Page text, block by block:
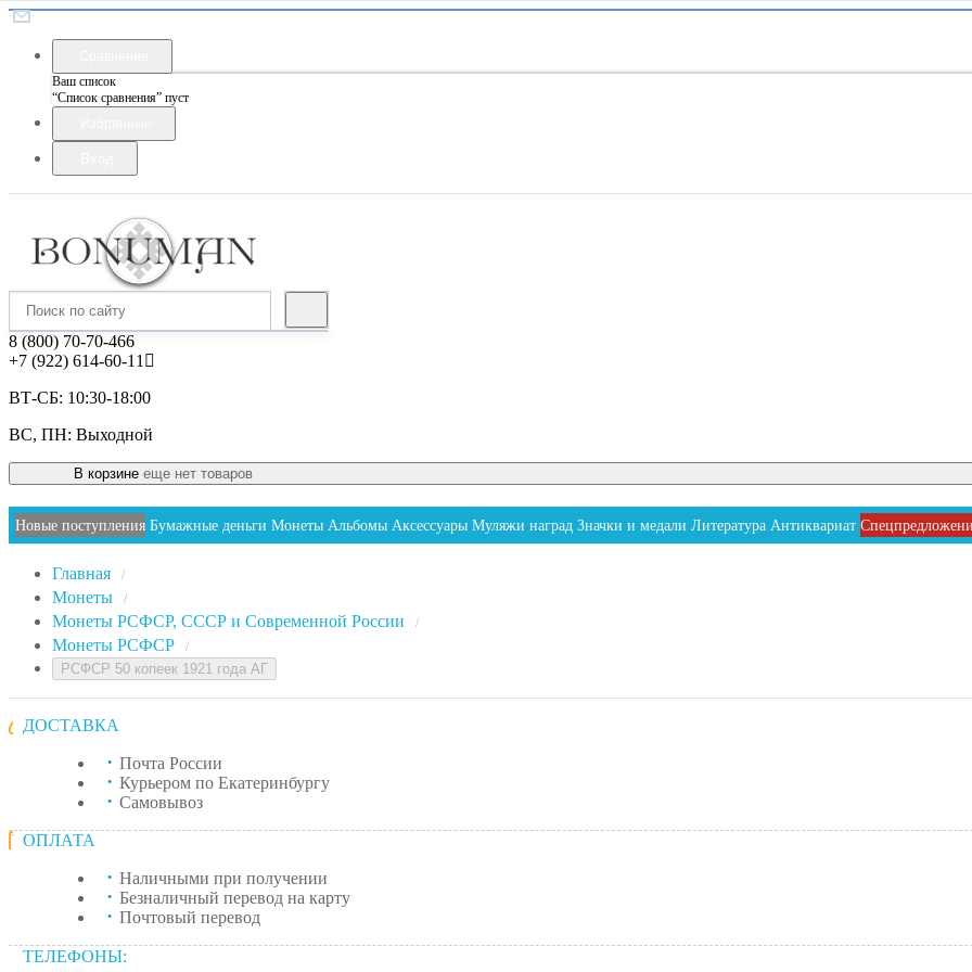
Ваш список
“Список сравнения” пуст
8 (800) 70-70-466
+7 (922) 614-60-11
ВТ-СБ: 10:30-18:00
ВС, ПН: Выходной
В корзине еще нет товаров
Новые поступления Бумажные деньги Монеты Альбомы Аксессуары Муляжи наград Значки и медали Литература Антиквариат
Главная /
Монеты /
Монеты РСФСР, СССР и Современной России /
Монеты РСФСР /
РСФСР 50 копеек 1921 года АГ
ДОСТАВКА
Почта России
Курьером по Екатеринбургу
Самовывоз
ОПЛАТА
Наличными при получении
Безналичный перевод на карту
Почтовый перевод
ТЕЛЕФОНЫ: